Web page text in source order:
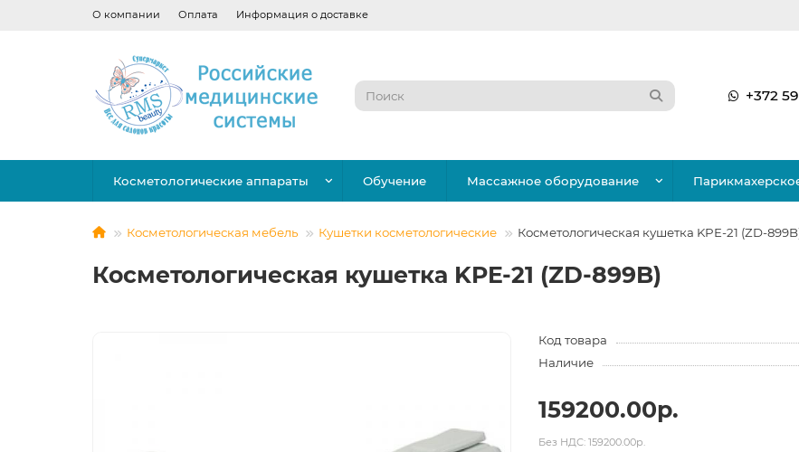
О компании Оплата Информация о доставке
+372
Косметологические аппараты Обучение Массажное оборудование
Косметологическая мебель Кушетки косметологические Косметологическая кушетка KPE-21 (ZD-
Косметологическая кушетка KPE-21 (ZD-899B)
Код товара
Наличие
159200.00р.
Без НДС: 159200.00р.